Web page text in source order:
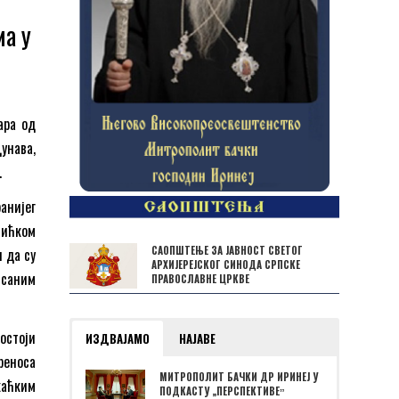
у
од
да су
САОПШТЕЊЕ ЗА ЈАВНОСТ СВЕТОГ
АРХИЈЕРЕЈСКОГ СИНОДА СРПСКЕ
ПРАВОСЛАВНЕ ЦРКВЕ
ИЗДВАЈАМО НАЈАВЕ
МИТРОПОЛИТ БАЧКИ ДР ИРИНЕЈ У
ПОДКАСТУ „ПЕРСПЕКТИВЕˮ